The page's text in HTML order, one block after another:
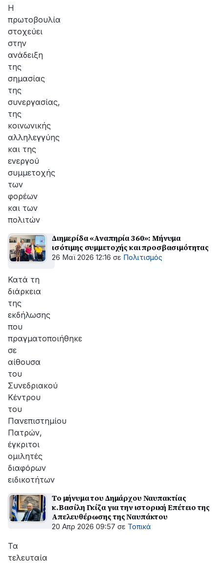
βλάβης
Η
πρωτοβουλία
στοχεύει
στην
ανάδειξη
της
σημασίας
της
συνεργασίας,
της
κοινωνικής
αλληλεγγύης
και της
ενεργού
συμμετοχής
των
φορέων
και των
πολιτών
Διημερίδα «Αναπηρία 360»: Μήνυμα
ισότιμης συμμετοχής και προσβασιμότητας
26 Μαϊ 2026 12:16 σε Πολιτισμός
Κατά τη
διάρκεια
της
εκδήλωσης
που
πραγματοποιήθηκε
σε
αίθουσα
του
Συνεδριακού
Κέντρου
του
Πανεπιστημίου
Πατρών,
έγκριτοι
ομιλητές
διαφόρων
ειδικοτήτων
Το μήνυμα του Δημάρχου Ναυπακτίας
κ.Βασίλη Γκίζα για την ιστορική Επέτειο της
Απελευθέρωσης της Ναυπάκτου
20 Απρ 2026 09:57 σε Τοπικά
Τα
τελευταία